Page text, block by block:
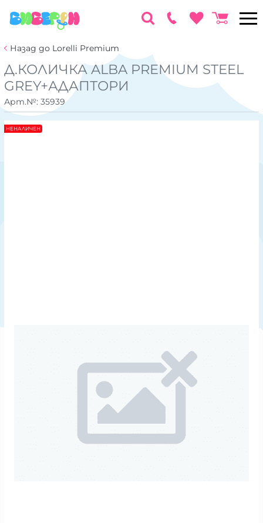
Назад до Lorelli Premium
Д.КОЛИЧКА ALBA PREMIUM STEEL
GREY+АДАПТОРИ
Арт.№: 35939
НЕНАЛИЧЕН